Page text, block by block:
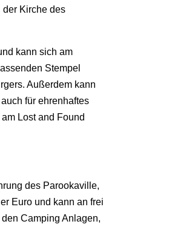
der Kirche des
kann sich am
Stempel
Außerdem kann
für ehrenhaftes
Lost and Found
des Parookaville,
Euro und kann an frei
Camping Anlagen,